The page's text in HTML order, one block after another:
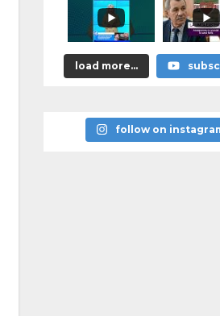
load more...
follow on